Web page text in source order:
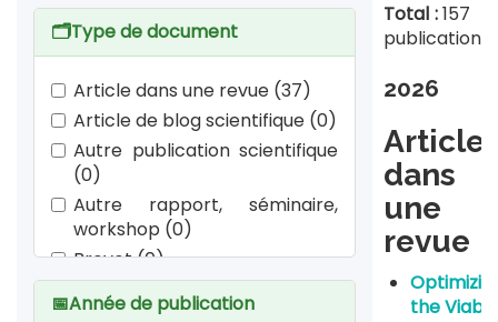
🗂️Type de document
Article dans une revue (37)
Article de blog scientifique (0)
Autre publication scientifique
(0)
Autre rapport, séminaire,
workshop (0)
Brevet (0)
Carte (0)
📅Année de publication
Total :157
publications
2026
Article
dans
une
revue
the